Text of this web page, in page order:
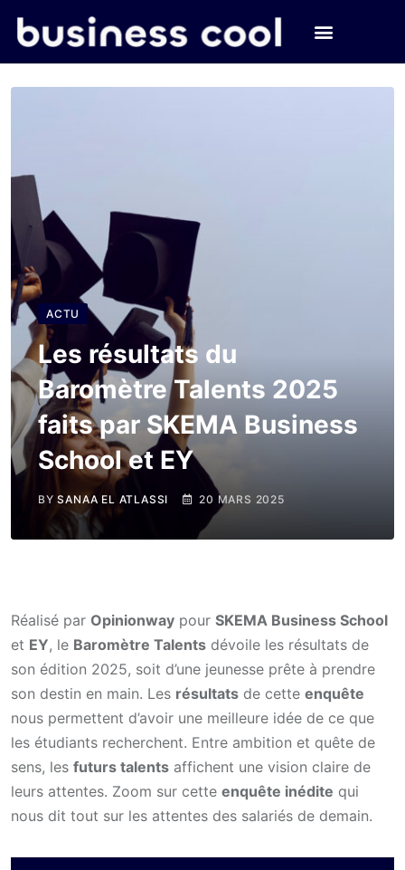
ACTU
Les résultats du
Baromètre Talents 2025
faits par SKEMA Business
School et EY
BYSANAA EL ATLASSI 20 MARS 2025
Réalisé par Opinionway pour SKEMA Business School
et EY, le Baromètre Talents dévoile les résultats de
son édition 2025, soit d’une jeunesse prête à prendre
son destin en main. Les résultats de cette enquête
nous permettent d’avoir une meilleure idée de ce que
les étudiants recherchent. Entre ambition et quête de
sens, les futurs talents affichent une vision claire de
leurs attentes. Zoom sur cette enquête inédite qui
nous dit tout sur les attentes des salariés de demain.